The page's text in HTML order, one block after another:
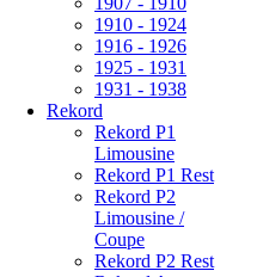
1910 - 1924
1916 - 1926
1925 - 1931
1931 - 1938
Rekord
Rekord P1
Limousine
Rekord P1 Rest
Rekord P2
Limousine /
Coupe
Rekord P2 Rest